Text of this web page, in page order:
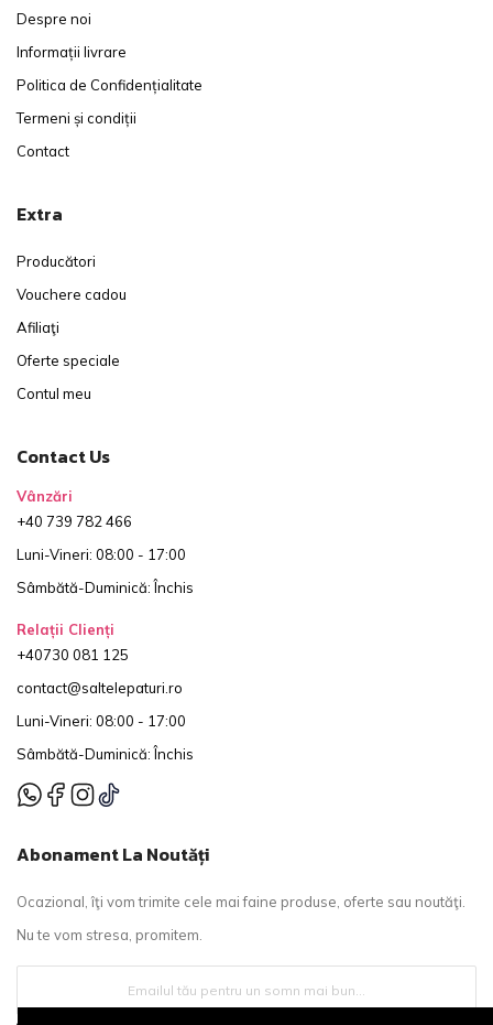
Despre noi
Informații livrare
Politica de Confidențialitate
Termeni și condiții
Contact
Extra
Producători
Vouchere cadou
Afiliaţi
Oferte speciale
Contul meu
Contact Us
Vânzări
+40 739 782 466
Luni-Vineri: 08:00 - 17:00
Sâmbătă-Duminică: Închis
Relații Clienți
+40730 081 125
contact@saltelepaturi.ro
Luni-Vineri: 08:00 - 17:00
Sâmbătă-Duminică: Închis
Abonament La Noutăți
Ocazional, îţi vom trimite cele mai faine produse, oferte sau noutăţi.
Nu te vom stresa, promitem.